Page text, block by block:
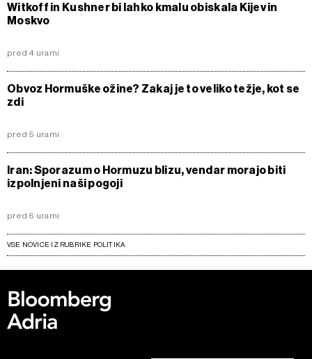
Witkoff in Kushner bi lahko kmalu obiskala Kijev in
Moskvo
pred 4 urami
Obvoz Hormuške ožine? Zakaj je to veliko težje, kot se
zdi
pred 5 urami
Iran: Sporazum o Hormuzu blizu, vendar morajo biti
izpolnjeni naši pogoji
pred 6 urami
VSE NOVICE IZ RUBRIKE POLITIKA